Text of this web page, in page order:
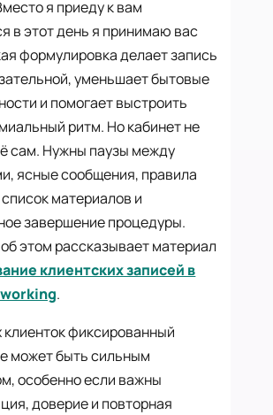
я приеду к вам
в этот день я принимаю вас
формулировка делает запись
уменьшает бытовые
и помогает выстроить
ритм. Но кабинет не
сам. Нужны паузы между
ясные сообщения, правила
материалов и
завершение процедуры.
этом рассказывает материал
клиентских записей в
.
фиксированный
может быть сильным
особенно если важны
доверие и повторная